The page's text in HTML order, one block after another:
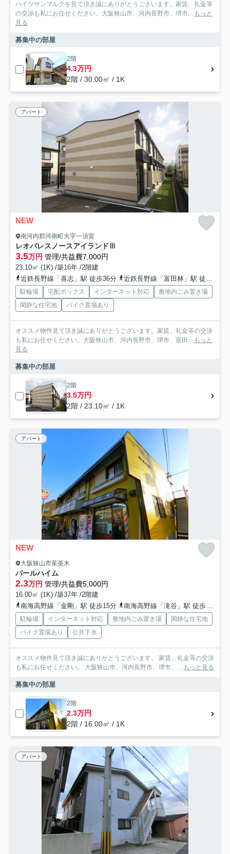
ハイツサンマルクを見て頂き誠にありがとうございます。家賃、礼金等
の交渉も私にお任せください。大阪狭山市、河内長野市、堺市... もっと
見る
募集中の部屋
2階
4.3万円
2階 / 30.00㎡ / 1K
アパート
NEW
南河内郡河南町大字一須賀
レオパレスノースアイランドⅢ
3.5万円 管理/共益費7,000円
23.10㎡ (1K) /築16年 /2階建
近鉄長野線「喜志」駅 徒歩36分
近鉄長野線「富田林」駅 徒歩42分
駐輪場 宅配ボックス インターネット対応
敷地内ごみ置き場
閑静な住宅地
バイク置場あり
オススメ物件見て頂き誠にありがとうございます。家賃、礼金等の交渉
も私にお任せください。大阪狭山市、河内長野市、堺市、富田... もっと
見る
募集中の部屋
2階
3.5万円
2階 / 23.10㎡ / 1K
アパート
NEW
大阪狭山市茱萸木
パールハイム
2.3万円 管理/共益費5,000円
16.00㎡ (1K) /築37年 /2階建
南海高野線「金剛」駅 徒歩15分
南海高野線「滝谷」駅 徒歩30分
駐輪場 インターネット対応 敷地内ごみ置き場
閑静な住宅地
バイク置場あり
公共下水
オススメ物件見て頂き誠にありがとうございます。 家賃、礼金等の交渉
も私にお任せください。 大阪狭山市、河内長野市、堺市、...
もっと見る
募集中の部屋
2階
2.3万円
2階 / 16.00㎡ / 1K
アパート